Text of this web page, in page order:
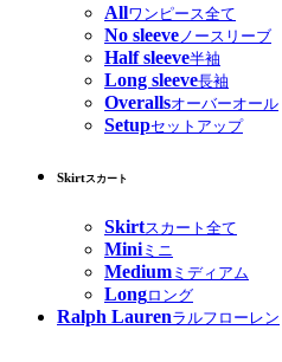
Allワンピース全て
No sleeve ノースリーブ
Half sleeve半袖
Long sleeve長袖
Overallsオーバーオール
Setupセットアップ
Skirtスカート
Skirtスカート全て
Miniミニ
Medium ミディアム
Longロング
Ralph Laurenラルフローレン